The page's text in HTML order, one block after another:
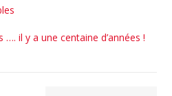
il y a une centaine d’années !